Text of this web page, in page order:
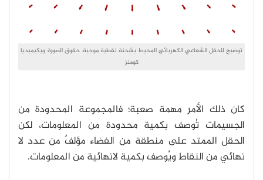
توضيح للحقل الشعاعي الكهربائي المحيط بشحنة نقطية موجبة. حقوق الصورة: ويكيميديا
كومنز
كان ذلك الأمر مهمة صعبة؛ فالمجموعة المحدودة من
الجسيمات تُوصف بكمية محدودة من المعلومات، لكن
الحقل الممتد على منطقة من الفضاء مؤلفٌ من عدد لا
نهائي من النقاط ويُوصف بكمية لانهائية من المعلومات.